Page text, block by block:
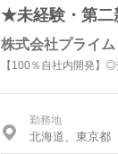
★未経験・第二
株式会社プライム
【100％自社内開発】
勤務地
北海道、東京都